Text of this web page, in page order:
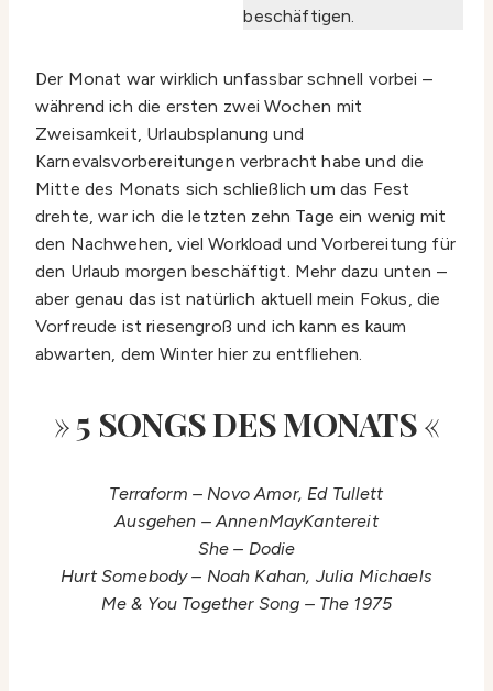
beschäftigen.
Der Monat war wirklich unfassbar schnell vorbei –
während ich die ersten zwei Wochen mit
Zweisamkeit, Urlaubsplanung und
Karnevalsvorbereitungen verbracht habe und die
Mitte des Monats sich schließlich um das Fest
drehte, war ich die letzten zehn Tage ein wenig mit
den Nachwehen, viel Workload und Vorbereitung für
den Urlaub morgen beschäftigt. Mehr dazu unten –
aber genau das ist natürlich aktuell mein Fokus, die
Vorfreude ist riesengroß und ich kann es kaum
abwarten, dem Winter hier zu entfliehen.
»5 SONGS DES MONATS«
Terraform – Novo Amor, Ed Tullett
Ausgehen – AnnenMayKantereit
She – Dodie
Hurt Somebody – Noah Kahan, Julia Michaels
Me & You Together Song – The 1975